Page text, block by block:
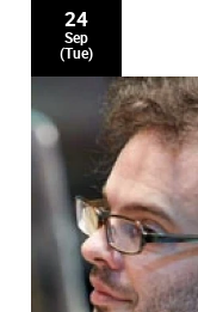
24
Sep
(Tue)